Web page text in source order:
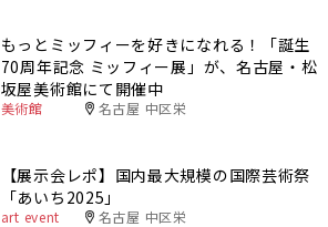
もっとミッフィーを好きになれる！「誕生
70周年記念 ミッフィー展」が、名古屋・松
坂屋美術館にて開催中
美術館 名古屋 中区栄
【展示会レポ】国内最大規模の国際芸術祭
「あいち2025」
art event 名古屋 中区栄